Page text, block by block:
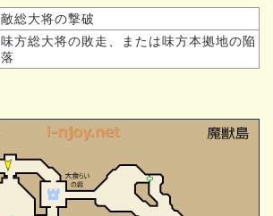
敵総大将の撃破
味方総大将の敗走、または味方本拠地の陥
落